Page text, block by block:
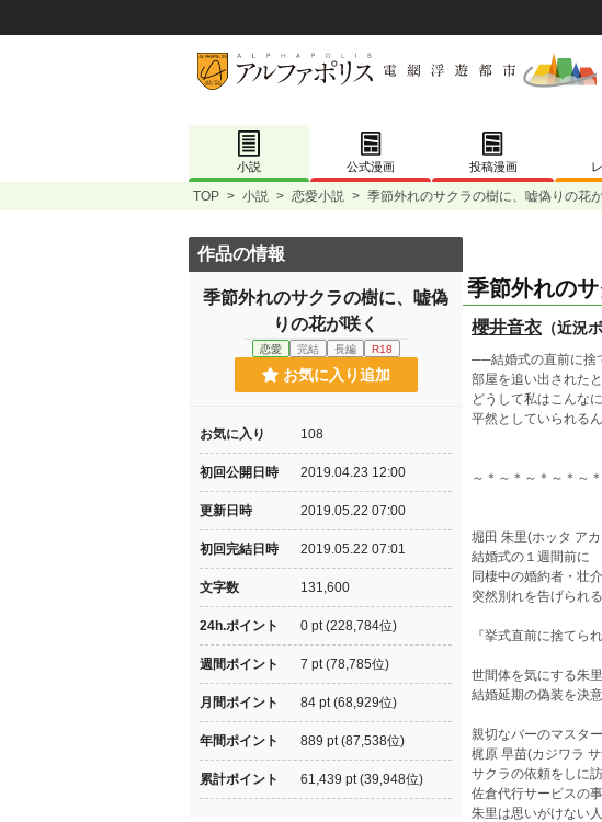
小説 公式漫画 投稿漫画
TOP > 小説 > 恋愛小説 > 季節外れのサクラの樹に、嘘偽りの花
季節外れの
櫻井音衣 （近況
──結婚式の直前に捨
部屋を追い出された
どうして私はこんな
平然としていられる
～＊～＊～＊～＊～
堀田 朱里(ホッタ ア
結婚式の１週間前に
同棲中の婚約者・壮
突然別れを告げられる
『挙式直前に捨てら
世間体を気にする朱
結婚延期の偽装を決意
親切なバーのマスター
梶原 早苗(カジワラ
サクラの依頼をしに
佐倉代行サービスの事
朱里は思いがけない
作品の情報
季節外れのサクラの樹に、嘘偽
りの花が咲く
恋愛 完結 長編 R18
お気に入り追加
お気に入り 108
初回公開日時 2019.04.23 12:00
更新日時 2019.05.22 07:00
初回完結日時 2019.05.22 07:01
文字数 131,600
24h.ポイント 0 pt (228,784位)
週間ポイント 7 pt (78,785位)
月間ポイント 84 pt (68,929位)
年間ポイント 889 pt (87,538位)
累計ポイント 61,439 pt (39,948位)